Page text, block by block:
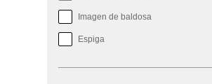
Imagen de baldosa
Espiga